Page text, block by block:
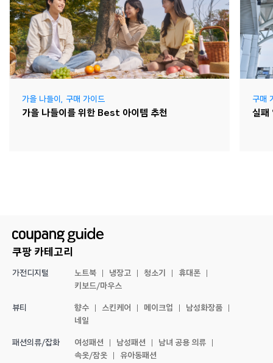
가을 나들이를 위한 Best 아이템 추천
가을 나들이 , 구매 가이드
실패
구매
쿠팡 카테고리
가전디지털 노트북 냉장고 청소기
휴대폰
키보드/마우스
뷰티 향수 스킨케어 메이크업
남성화장품
네일
패션의류/잡화 여성패션 남성패션
남녀 공용 의류
속옷/잠옷
유아동패션